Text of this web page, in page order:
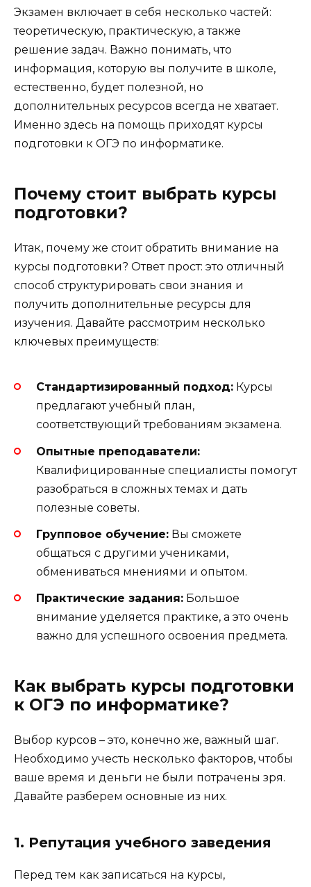
Экзамен включает в себя несколько частей:
теоретическую, практическую, а также
решение задач. Важно понимать, что
информация, которую вы получите в школе,
естественно, будет полезной, но
дополнительных ресурсов всегда не хватает.
Именно здесь на помощь приходят курсы
подготовки к ОГЭ по информатике.
Почему стоит выбрать курсы
подготовки?
Итак, почему же стоит обратить внимание на
курсы подготовки? Ответ прост: это отличный
способ структурировать свои знания и
получить дополнительные ресурсы для
изучения. Давайте рассмотрим несколько
ключевых преимуществ:
Стандартизированный подход: Курсы
предлагают учебный план,
соответствующий требованиям экзамена.
Опытные преподаватели:
Квалифицированные специалисты помогут
разобраться в сложных темах и дать
полезные советы.
Групповое обучение: Вы сможете
общаться с другими учениками,
обмениваться мнениями и опытом.
Практические задания: Большое
внимание уделяется практике, а это очень
важно для успешного освоения предмета.
Как выбрать курсы подготовки
к ОГЭ по информатике?
Выбор курсов – это, конечно же, важный шаг.
Необходимо учесть несколько факторов, чтобы
ваше время и деньги не были потрачены зря.
Давайте разберем основные из них.
1. Репутация учебного заведения
Перед тем как записаться на курсы,